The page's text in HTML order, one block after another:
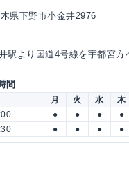
県下野市小金井2976
駅より国道4号線を宇都宮方
間
月 火 水 木
● ● ● ●
● ● ● ●